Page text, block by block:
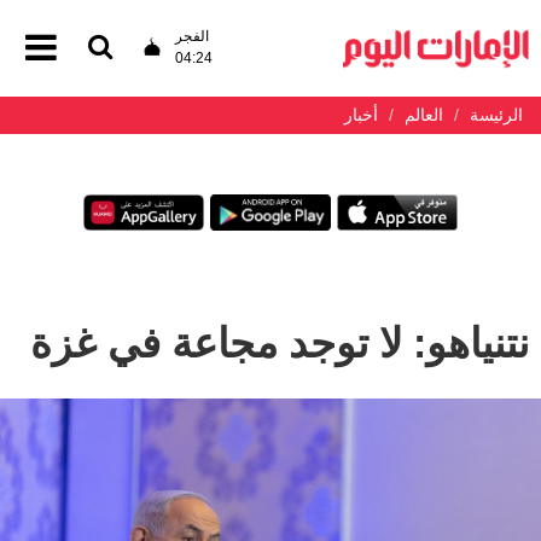
الفجر
04:24
الرئيسة العالم أخبار
نتنياهو: لا توجد مجاعة في غزة